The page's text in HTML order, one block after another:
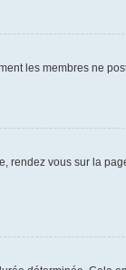
les membres ne
rendez vous sur la